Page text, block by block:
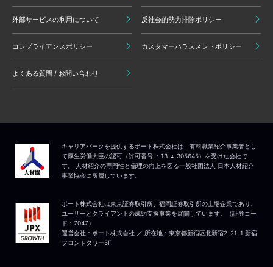
外部サービスの利用について 反社会的勢力排除ポリシー
コンプライアンスポリシー カスタマーハラスメントポリシー
よくある質問 / お問い合わせ